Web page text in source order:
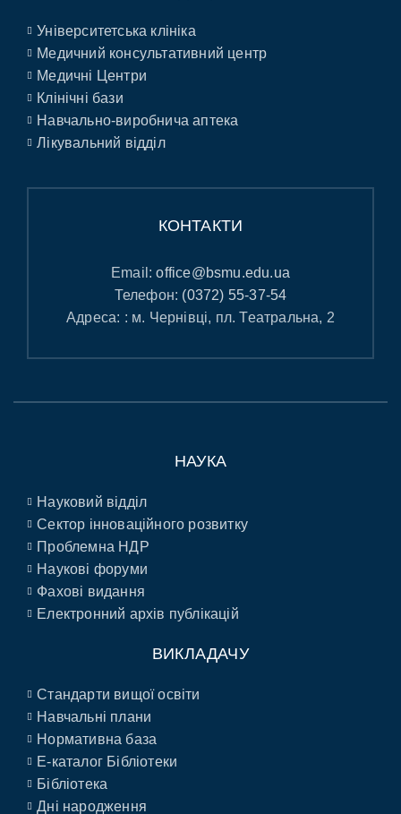
Університетська клініка
Медичний консультативний центр
Медичні Центри
Клінічні бази
Навчально-виробнича аптека
Лікувальний відділ
КОНТАКТИ
Email:office@bsmu.edu.ua
Телефон: (0372) 55-37-54
Адреса: : м. Чернівці, пл. Театральна, 2
НАУКА
Науковий відділ
Сектор інноваційного розвитку
Проблемна НДР
Наукові форуми
Фахові видання
Електронний архів публікацій
ВИКЛАДАЧУ
Стандарти вищої освіти
Навчальні плани
Нормативна база
E-каталог Бібліотеки
Бібліотека
Дні народження